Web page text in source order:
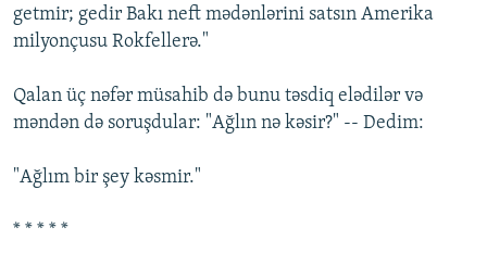
getmir; gedir Bakı neft mәdәnlәrini satsın Amerika
milyonçusu Rokfellerə."
Qalan üç nәfәr müsahib dә bunu tәsdiq elәdilәr vә
mәndәn dә soruşdular: "Ağlın nә kәsir?" -- Dedim:
"Ağlım bir şey kәsmir."
* * * * *